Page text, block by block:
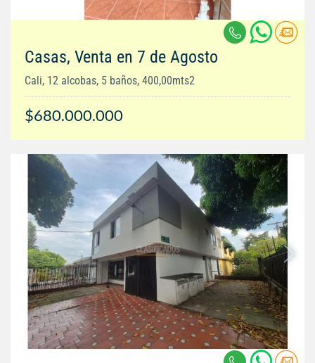
Casas, Venta en 7 de Agosto
Cali, 12 alcobas, 5 baños, 400,00mts2
$680.000.000